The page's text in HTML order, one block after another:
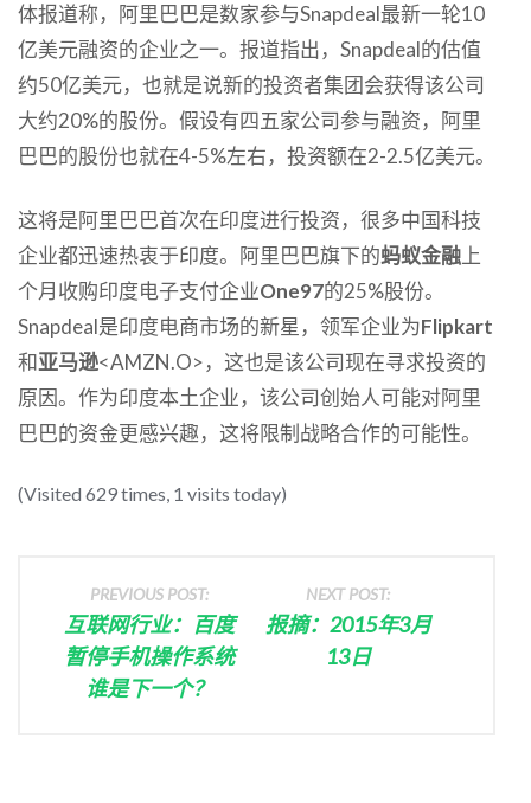
体报道称，阿里巴巴是数家参与Snapdeal最新一轮10
亿美元融资的企业之一。报道指出，Snapdeal的估值
约50亿美元，也就是说新的投资者集团会获得该公司
大约20%的股份。假设有四五家公司参与融资，阿里
巴巴的股份也就在4-5%左右，投资额在2-2.5亿美元。
这将是阿里巴巴首次在印度进行投资，很多中国科技
企业都迅速热衷于印度。阿里巴巴旗下的蚂蚁金融 上
个月收购印度电子支付企业One97的25%股份。
Snapdeal是印度电商市场的新星，领军企业为Flipkart
和亚马逊<AMZN.O>，这也是该公司现在寻求投资的
原因。作为印度本土企业，该公司创始人可能对阿里
巴巴的资金更感兴趣，这将限制战略合作的可能性。
(Visited 629 times, 1 visits today)
PREVIOUS POST:
互联网行业：百度
暂停手机操作系统
谁是下一个？
NEXT POST:
报摘：2015年3月
13日